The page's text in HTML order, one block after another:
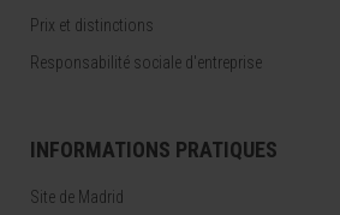
Prix et distinctions
Responsabilité sociale d'entreprise
INFORMATIONS PRATIQUES
Site de Madrid